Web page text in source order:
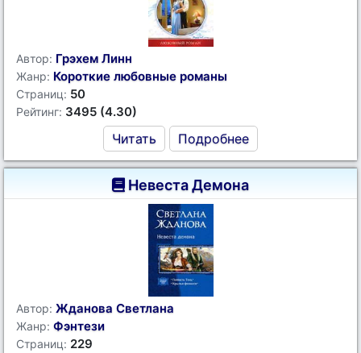
Автор: Грэхем Линн
Жанр: Короткие любовные романы
Страниц: 50
Рейтинг: 3495 (4.30)
Читать Подробнее
Невеста Демона
Автор: Жданова Светлана
Жанр: Фэнтези
Страниц: 229